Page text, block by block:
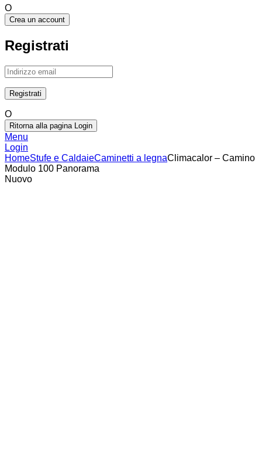
O
Crea un account
Registrati
O
Ritorna alla pagina Login
Menu
Login
HomeStufe e CaldaieCaminetti a legnaClimacalor – Camino
Modulo 100 Panorama
Nuovo